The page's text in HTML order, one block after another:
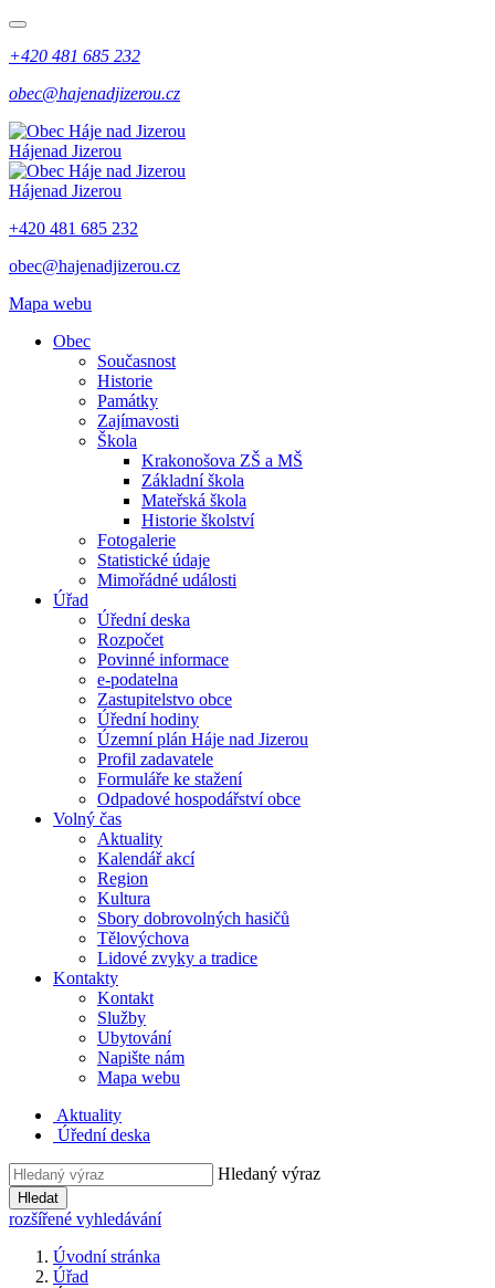
+420 481 685 232
obec@hajenadjizerou.cz
Hájenad Jizerou
Hájenad Jizerou
+420 481 685 232
obec@hajenadjizerou.cz
Mapa webu
Obec
Současnost
Historie
Památky
Zajímavosti
Škola
Krakonošova ZŠ a MŠ
Základní škola
Mateřská škola
Historie školství
Fotogalerie
Statistické údaje
Mimořádné události
Úřad
Úřední deska
Rozpočet
Povinné informace
e-podatelna
Zastupitelstvo obce
Úřední hodiny
Územní plán Háje nad Jizerou
Profil zadavatele
Formuláře ke stažení
Odpadové hospodářství obce
Volný čas
Aktuality
Kalendář akcí
Region
Kultura
Sbory dobrovolných hasičů
Tělovýchova
Lidové zvyky a tradice
Kontakty
Kontakt
Služby
Ubytování
Napište nám
Mapa webu
Aktuality
Úřední deska
Hledaný výraz
Hledat
rozšířené vyhledávání
Úvodní stránka
Úřad